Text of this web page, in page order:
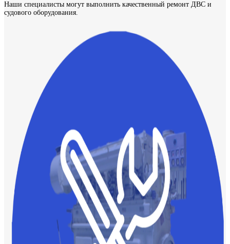
Наши специалисты могут выполнить качественный ремонт ДВС и
судового оборудования.